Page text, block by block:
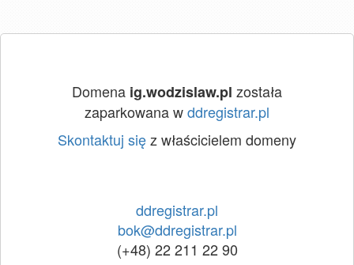
Domena ig.wodzislaw.pl została
zaparkowana wddregistrar.pl
Skontaktuj sięz właścicielem domeny
ddregistrar.pl
bok@ddregistrar.pl
(+48) 22 211 22 90